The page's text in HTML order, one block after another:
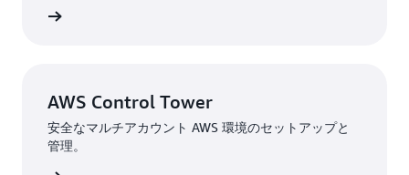
AWS Control Tower
安全なマルチアカウント AWS 環境のセットアップと
管理。